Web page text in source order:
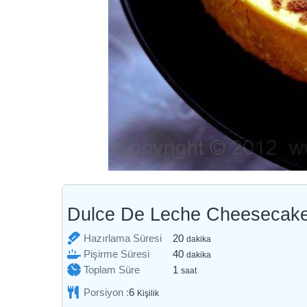
Dulce De Leche
Hazırlama Süresi 20dakika
dakika
Pişirme Süresi 40dakika
dakika
Toplam Süre 1 saat
saat
Porsiyon :6 Kişilik